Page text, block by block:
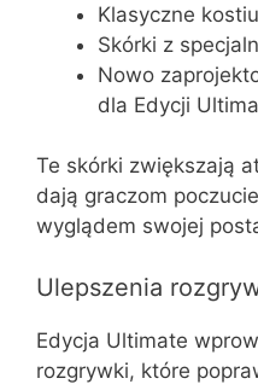
Klasyczne
Skórki z
Nowo
dla Edycji
Te skórki zwiększają
dają graczom
wyglądem swojej
Ulepszenia
Edycja Ultimate
rozgrywki, które